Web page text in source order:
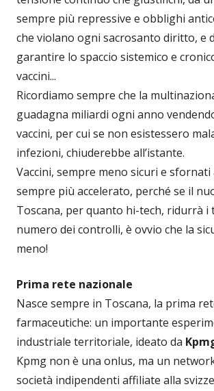
sempre più repressive e obblighi
che violano ogni sacrosanto diritto, e
garantire lo spaccio sistemico e
vaccini...
Ricordiamo sempre che la
guadagna miliardi ogni anno
vaccini, per cui se non esistessero
infezioni, chiuderebbe all’istante.
Vaccini, sempre meno sicuri e
sempre più accelerato, perché se il
Toscana, per quanto hi-tech, ridurrà i
numero dei controlli, è ovvio che la
meno!
Prima rete nazionale
Nasce sempre in Toscana, la prima
farmaceutiche: un importante
industriale territoriale, ideato da
Kpmg non è una onlus, ma un
società indipendenti affiliate alla